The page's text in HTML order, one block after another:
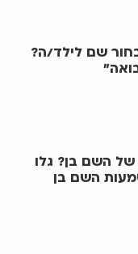
שם לילד/ה?
השם בן? גלו
השם בן